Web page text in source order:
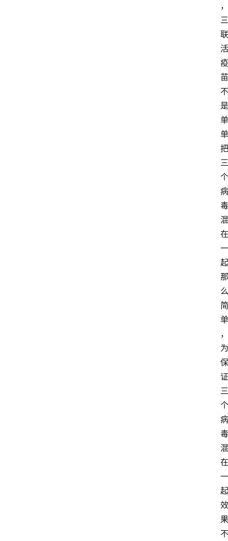
，
三
联
活
疫
苗
不
是
单
单
把
三
个
病
毒
混
在
一
起
那
么
简
单
，
为
保
证
三
个
病
毒
混
在
一
起
效
果
不